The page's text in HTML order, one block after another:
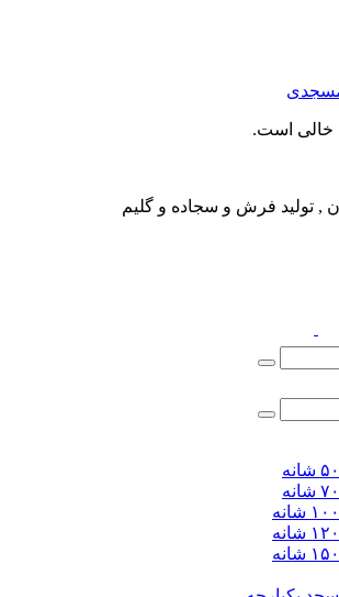
خالی است.
تولید فرش و سجاده و گلیم